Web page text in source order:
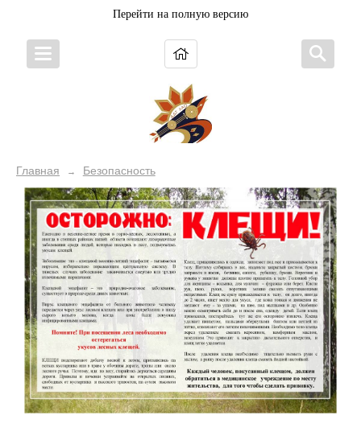
Перейти на полную версию
Главная → Безопасность